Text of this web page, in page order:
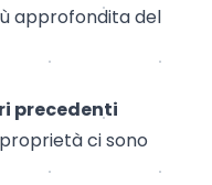
approfondita del
precedenti
ci sono